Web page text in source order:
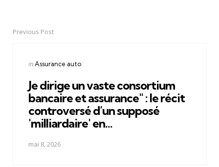
PostPrevious Post
Posted
inAssurance auto
Je dirige un vaste consortium
bancaire et assurance" : le récit
controversé d’un supposé
'milliardaire' en...
mai 8, 2026